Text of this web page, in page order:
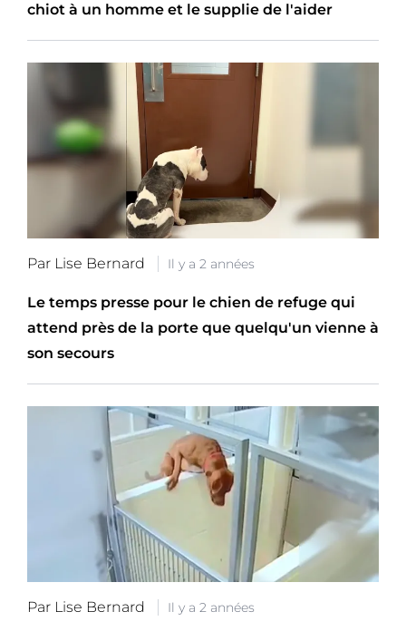
chiot à un homme et le supplie de l'aider
Par Lise Bernard Il y a 2 années
Le temps presse pour le chien de refuge qui
attend près de la porte que quelqu'un vienne à
son secours
Par Lise Bernard Il y a 2 années